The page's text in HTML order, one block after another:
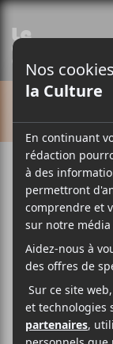
Cet
2025 |